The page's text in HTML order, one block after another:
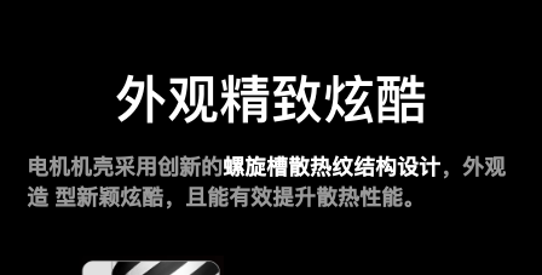
外观精致炫酷
电机机壳采用创新的螺旋槽散热纹结构设计，外观
造 型新颖炫酷，且能有效提升散热性能。